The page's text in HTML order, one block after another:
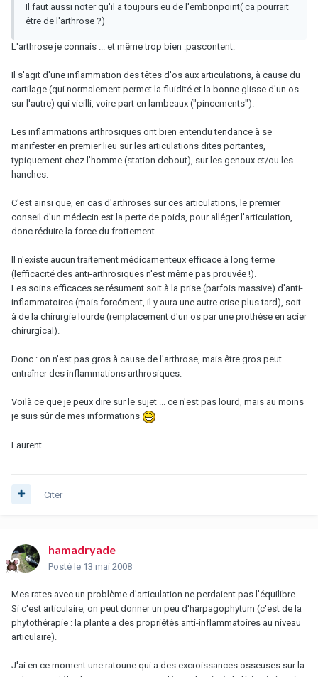
Il faut aussi noter qu'il a toujours eu de l'embonpoint( ca pourrait
être de l'arthrose ?)
L'arthrose je connais ... et même trop bien :pascontent:
Il s'agit d'une inflammation des têtes d'os aux articulations, à cause du
cartilage (qui normalement permet la fluidité et la bonne glisse d'un os
sur l'autre) qui vieilli, voire part en lambeaux ("pincements").
Les inflammations arthrosiques ont bien entendu tendance à se
manifester en premier lieu sur les articulations dites portantes,
typiquement chez l'homme (station debout), sur les genoux et/ou les
hanches.
C'est ainsi que, en cas d'arthroses sur ces articulations, le premier
conseil d'un médecin est la perte de poids, pour alléger l'articulation,
donc réduire la force du frottement.
Il n'existe aucun traitement médicamenteux efficace à long terme
(lefficacité des anti-arthrosiques n'est même pas prouvée !).
Les soins efficaces se résument soit à la prise (parfois massive) d'anti-
inflammatoires (mais forcément, il y aura une autre crise plus tard), soit
à de la chirurgie lourde (remplacement d'un os par une prothèse en acier
chirurgical).
Donc : on n'est pas gros à cause de l'arthrose, mais être gros peut
entraîner des inflammations arthrosiques.
Voilà ce que je peux dire sur le sujet ... ce n'est pas lourd, mais au moins
je suis sûr de mes informations
Laurent.
Citer
hamadryade
Posté le 13 mai 2008
Mes rates avec un problème d'articulation ne perdaient pas l'équilibre.
Si c'est articulaire, on peut donner un peu d'harpagophytum (c'est de la
phytothérapie : la plante a des propriétés anti-inflammatoires au niveau
articulaire).
J'ai en ce moment une ratoune qui a des excroissances osseuses sur la